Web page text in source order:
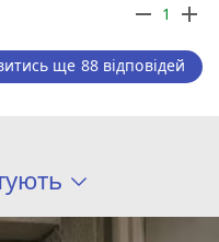
remove 1 add
ще 88 відповідей